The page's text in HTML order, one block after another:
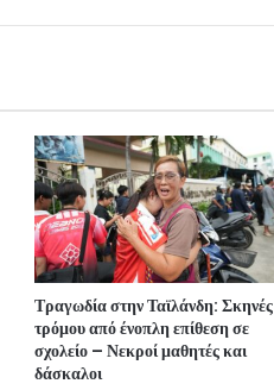
Τραγωδία στην Ταϊλάνδη: Σκηνές
τρόμου από ένοπλη επίθεση σε
σχολείο – Νεκροί μαθητές και
δάσκαλοι